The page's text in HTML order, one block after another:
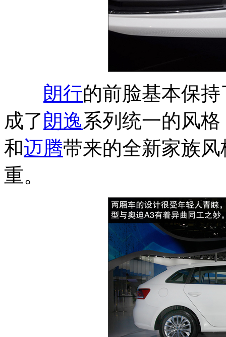
朗行的前脸基本保持
成了朗逸系列统一的风
和迈腾带来的全新家族
重。